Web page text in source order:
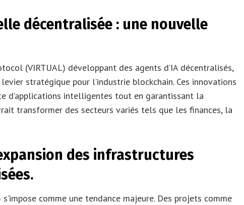
décentralisée : une nouvelle
(VIRTUAL) développant des agents d’IA décentralisés,
stratégique pour l’industrie blockchain. Ces innovations
d’applications intelligentes tout en garantissant la
transformer des secteurs variés tels que les finances, la
des infrastructures
comme une tendance majeure. Des projets comme